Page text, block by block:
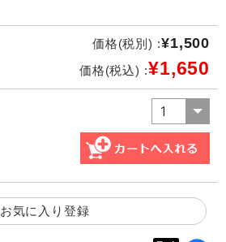
価格(税別) :¥1,500
価格(税込) :¥1,650
お気に入り登録